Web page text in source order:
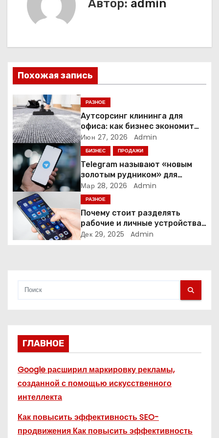
я
п
о
з
а
п
и
я
Автор: admin
Похожая запись
РАЗНОЕ
Аутсорсинг клининга для
офиса: как бизнес экономит
время и деньги на уборке
Июн 27, 2026 Admin
БИЗНЕС ПРОДАЖИ
Telegram называют «новым
золотым рудником» для
креаторов: как блогеры
создают онлайн-бизнес
Мар 28, 2026 Admin
РАЗНОЕ
Почему стоит разделять
рабочие и личные устройства
— и чем опасно всё смешивать
Дек 29, 2025 Admin
ГЛАВНОЕ
Google расширил маркировку рекламы,
созданной с помощью искусственного
интеллекта
Как повысить эффективность SEO-
продвижения Как повысить эффективность